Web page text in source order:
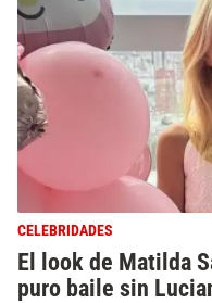
CELEBRIDADES
El look de Matilda
puro baile sin